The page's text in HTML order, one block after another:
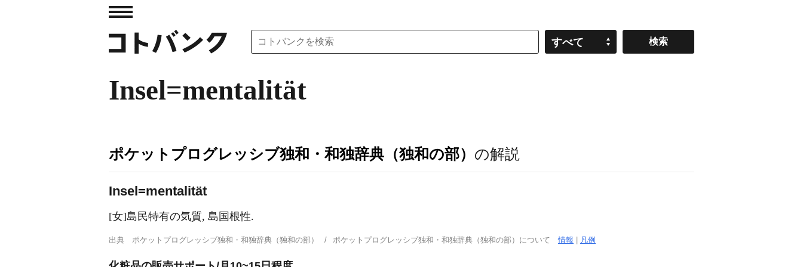
すべて
Insel=mentalität
ポケットプログレッシブ独和・和独辞典（独和の部） の解説
Insel=mentalität
[女]島民特有の気質, 島国根性.
出典 ポケットプログレッシブ独和・和独辞典（独和の部） ポケットプログレッシブ独和・和独辞典（独和の部）について情報 凡例